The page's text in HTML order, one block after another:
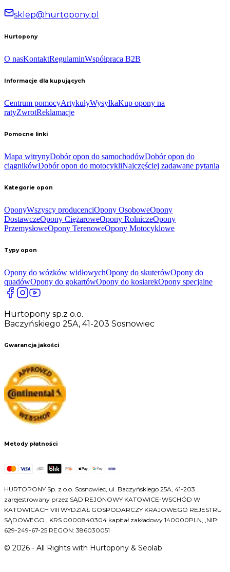
sklep@hurtopony.pl
Hurtopony
O nasKontaktRegulaminWspółpraca B2B
Informacje dla kupujących
Centrum pomocyArtykułyWysyłkaKup opony na
ratyZwrotReklamacje
Pomocne linki
Mapa witrynyDobór opon do samochodówDobór opon do
ciągnikówDobór opon do motocykliNajczęściej zadawane pytania
Kategorie opon
OponyWszyscy producenciOpony OsoboweOpony
DostawczeOpony CiężaroweOpony RolniczeOpony
PrzemysłoweOpony TerenoweOpony Motocyklowe
Typy opon
Opony do wózków widłowychOpony do skuterówOpony do
quadówOpony do gokartówOpony do kosiarekOpony specjalne
Hurtopony sp.z o.o.
Baczyńskiego 25A, 41-203 Sosnowiec
Gwarancja jakości
Metody płatności
HURTOPONY Sp. z o.o. Sosnowiec, ul. Baczyńskiego 25A, 41-203
zarejestrowany przez SĄD REJONOWY KATOWICE-WSCHÓD W
KATOWICACH VIII WYDZIAŁ GOSPODARCZY KRAJOWEGO REJESTRU
SĄDOWEGO , KRS 0000840304 kapitał zakładowy 140000PLN, ,NIP:
629-249-67-25 REGON: 386030051
© 2026 - All Rights with Hurtopony & Seolab